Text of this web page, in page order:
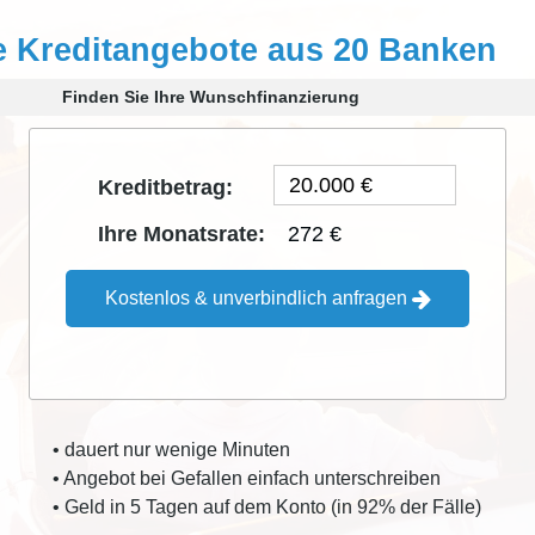
Kreditangebote aus 20 Banken
Finden Sie Ihre Wunschfinanzierung
Kreditbetrag:
Ihre Monatsrate:
272 €
Kostenlos & unverbindlich anfragen
• dauert nur wenige Minuten
• Angebot bei Gefallen einfach unterschreiben
• Geld in 5 Tagen auf dem Konto (in 92% der Fälle)